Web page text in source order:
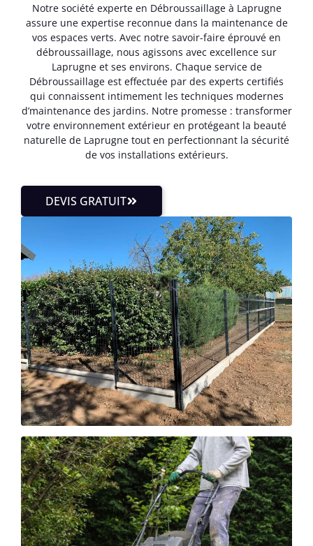
Notre société experte en Débroussaillage à Laprugne
assure une expertise reconnue dans la maintenance de
vos espaces verts. Avec notre savoir-faire éprouvé en
débroussaillage, nous agissons avec excellence sur
Laprugne et ses environs. Chaque service de
Débroussaillage est effectuée par des experts certifiés
qui connaissent intimement les techniques modernes
d’maintenance des jardins. Notre promesse : transformer
votre environnement extérieur en protégeant la beauté
naturelle de Laprugne tout en perfectionnant la sécurité
de vos installations extérieurs.
DEVIS GRATUIT